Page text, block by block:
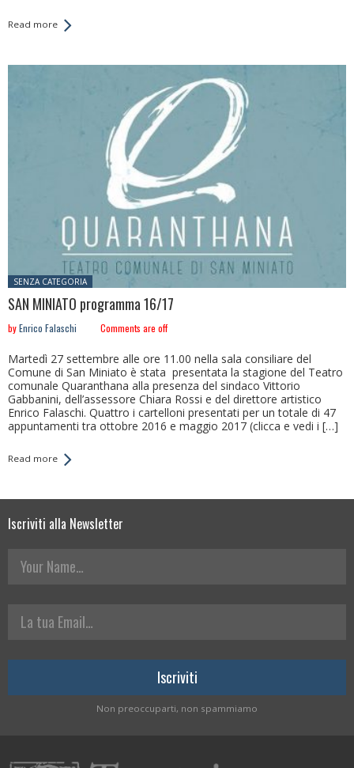
Read more
Posted in:
SENZA CATEGORIA
SAN MINIATO programma 16/17
byEnrico Falaschi Comments are off
Martedì 27 settembre alle ore 11.00 nella sala consiliare del
Comune di San Miniato è stata presentata la stagione del Teatro
comunale Quaranthana alla presenza del sindaco Vittorio
Gabbanini, dell’assessore Chiara Rossi e del direttore artistico
Enrico Falaschi. Quattro i cartelloni presentati per un totale di 47
appuntamenti tra ottobre 2016 e maggio 2017 (clicca e vedi i […]
Read more
Iscriviti alla Newsletter
Your Name
La tua Email
Non preoccuparti, non spammiamo